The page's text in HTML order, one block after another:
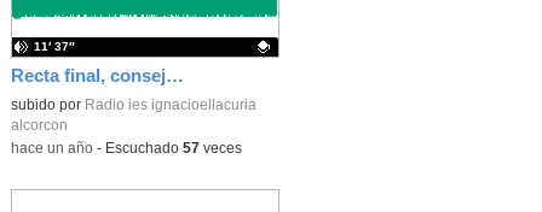
Recta final, consejos y orientación
Contenido educativo.
subido por Radio ies ignacioellacuria
alcorcon
11′ 37″
-hace un año- Escuchado 57 veces